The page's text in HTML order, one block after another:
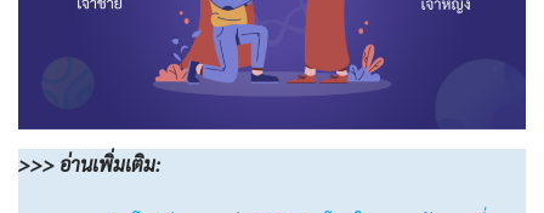
>>> อ่านเพิ่มเติม: